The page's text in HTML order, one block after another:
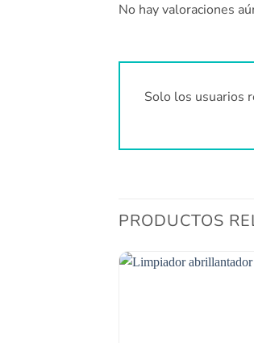
No hay valoraciones
Solo los usuarios
PRODUCTOS